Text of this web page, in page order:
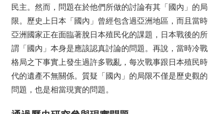
民主。然而，問題在於他們所做的討論有其「國內」的局
限。歷史上日本「國內」曾經包含過亞洲地區，而且當時
亞洲國家正在面臨著脫日本殖民化的課題，日本戰後的所
謂「國內」本身是應該認真討論的問題。再說，當時冷戰
格局之下事實上發生過許多戰亂，每次戰事跟日本殖民時
代的遺產不無關係。質疑「國內」的局限不僅是歷史觀的
問題，也是相當現實的問題。